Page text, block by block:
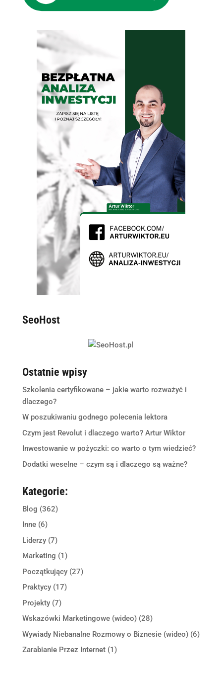
SeoHost
Ostatnie wpisy
Szkolenia certyfikowane – jakie warto rozważyć i
dlaczego?
W poszukiwaniu godnego polecenia lektora
Czym jest Revolut i dlaczego warto? Artur Wiktor
Inwestowanie w pożyczki: co warto o tym wiedzieć?
Dodatki weselne – czym są i dlaczego są ważne?
Kategorie:
Blog (362)
Inne(6)
Liderzy(7)
Marketing (1)
Początkujący(27)
Praktycy(17)
Projekty(7)
Wskazówki Marketingowe (wideo)(28)
Wywiady Niebanalne Rozmowy o Biznesie (wideo)(6)
Zarabianie Przez Internet(1)